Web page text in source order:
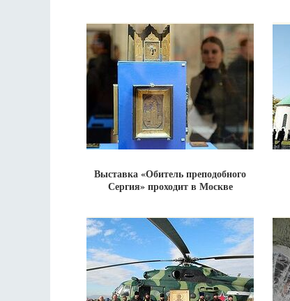
Выставка «Обитель преподобного
Сергия» проходит в Москве